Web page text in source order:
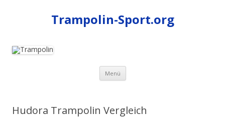
Trampolin-Sport.org
Menü Zum
springen
Hudora Trampolin Vergleich